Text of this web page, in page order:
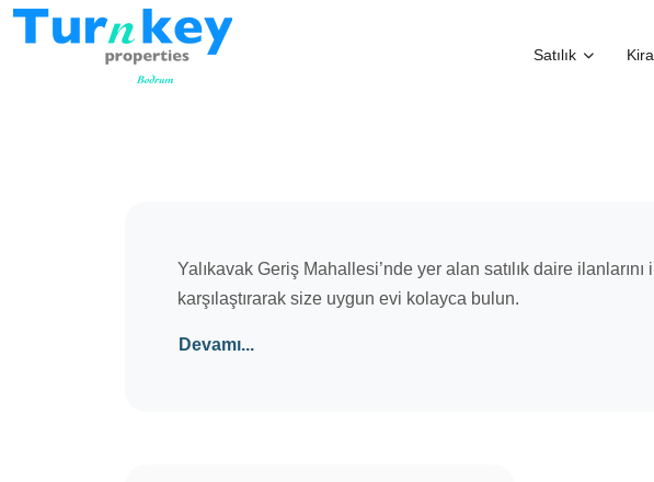
Satılık
Yalıkavak Geriş Mahallesi’nde yer alan satılık daire
karşılaştırarak size uygun evi kolayca bulun.
Devamı...